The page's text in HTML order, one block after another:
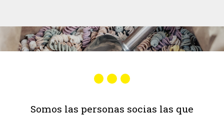
Somos las personas socias las que